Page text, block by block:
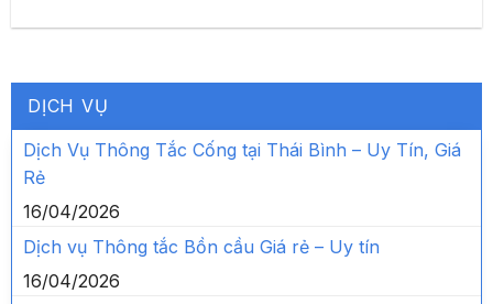
DỊCH VỤ
Dịch Vụ Thông Tắc Cống tại Thái Bình – Uy Tín, Giá
Rẻ
16/04/2026
Dịch vụ Thông tắc Bồn cầu Giá rẻ – Uy tín
16/04/2026